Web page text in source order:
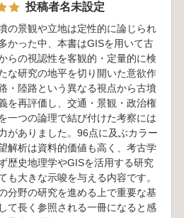
投稿者名未設定
の景観や立地は定性的に論じられ
かった中、本書はGISを用いて古
らの視認性を客観的・定量的に検
な研究の地平を切り開いた意欲作
・陸路という異なる視点から古墳
を再評価し、交通・景観・政治権
一つの論理で結び付けた考察には
がありました。96点に及ぶカラー
解析は資料的価値も高く、考古学
歴史地理学やGISを活用する研究
も大きな示唆を与える内容です。
分野の研究を進める上で重要な基
て長く参照される一冊になると感